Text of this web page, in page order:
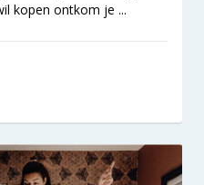
kopen ontkom je ...